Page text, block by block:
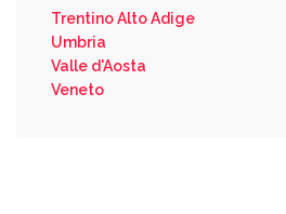
Trentino Alto Adige
Umbria
Valle d'Aosta
Veneto